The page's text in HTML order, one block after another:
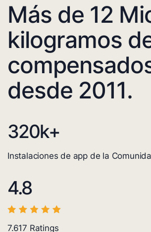
Más de 12
kilogramos
desde 2011.
320k+
Instalaciones de app de la
4.8
7.617 Ratings